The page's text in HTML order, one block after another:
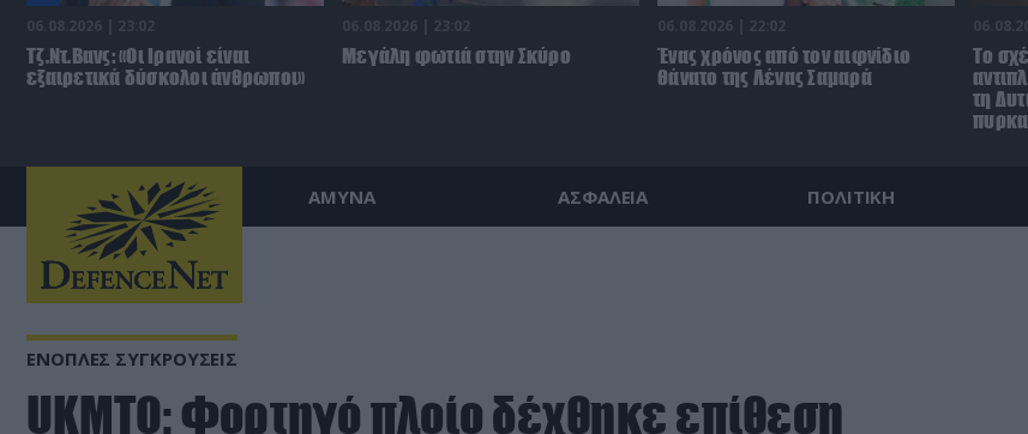
06.08.2026 | 23:02
Τζ.Ντ.Βανς: «Οι Ιρανοί είναι
εξαιρετικά δύσκολοι άνθρωποι»
06.08.2026 | 23:02
Μεγάλη φωτιά στην Σκύρο
06.08.2026 | 22:02
Ένας χρόνος από τον αιφνίδιο
θάνατο της Λένας Σαμαρά
Το
τη
ΑΜΥΝΑ ΑΣΦΑΛΕΙΑ ΠΟΛΙΤΙΚΗ
ΕΝΟΠΛΕΣ ΣΥΓΚΡΟΥΣΕΙΣ
UKMTO: Φορτηγό πλοίο δέχθηκε επίθεση